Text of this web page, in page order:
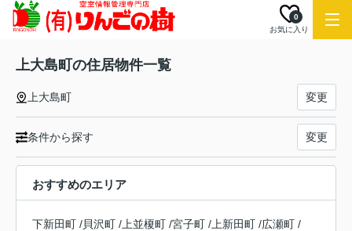
お気に入り
0
上大島町の住居物件一覧
上大島町 変更
条件から探す 変更
おすすめのエリア
下新田町 /貝沢町 / 上並榎町 /宮子町 / 上新田町 /広瀬町 /